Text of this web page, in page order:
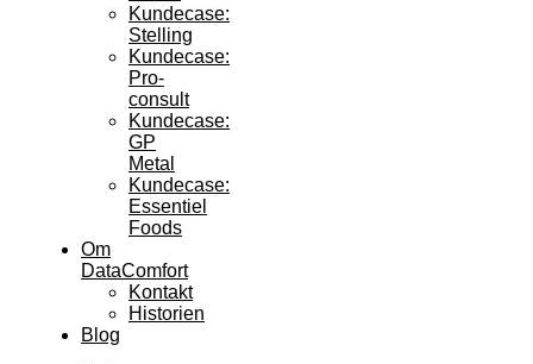
Kundecase:
Stelling
Kundecase:
Pro-
consult
Kundecase:
GP
Metal
Kundecase:
Essentiel
Foods
Om
DataComfort
Kontakt
Historien
Blog